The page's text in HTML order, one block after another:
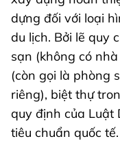
dựng đối với loại
du lịch. Bởi lẽ quy
sạn (không có
(còn gọi là phòng
riêng), biệt thự
quy định của Luật
tiêu chuẩn quốc tế.